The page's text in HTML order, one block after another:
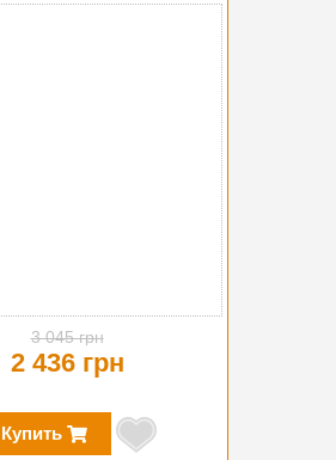
3 045 грн
2 436 грн
Купить